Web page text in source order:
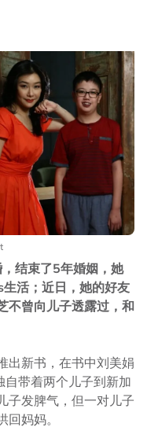
结束了5年婚姻，她
活；近日，她的好友
不曾向儿子透露过，和
出新书，在书中刘美娟
自带着两个儿子到新加
子发脾气，但一对儿子
妈妈。